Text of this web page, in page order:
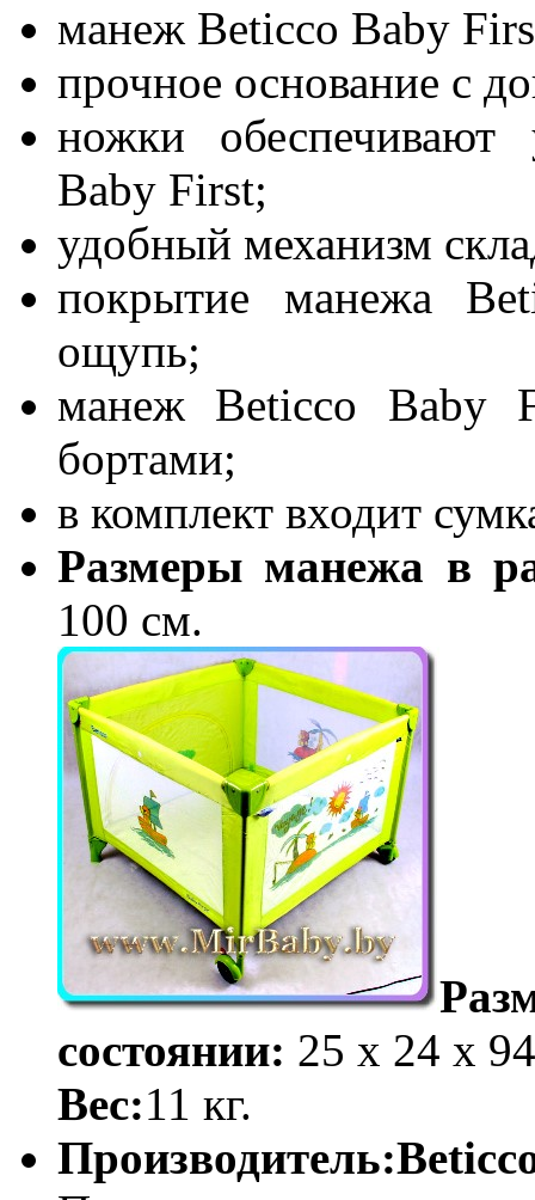
манеж Beticco Baby
прочное основание с
ножки обеспечивают
Baby First;
удобный механизм
покрытие манежа
ощупь;
манеж Beticco Baby
бортами;
в комплект входит
Размеры манежа в
100 см.
состоянии: 25 x 24 x
Вес:11 кг.